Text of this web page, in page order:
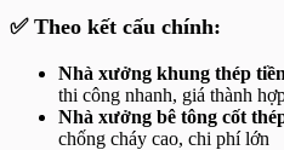
✅ Theo kết cấu chính:
Nhà xưởng khung thép
thi công nhanh, giá thành
Nhà xưởng bê tông cốt
chống cháy cao, chi phí lớn